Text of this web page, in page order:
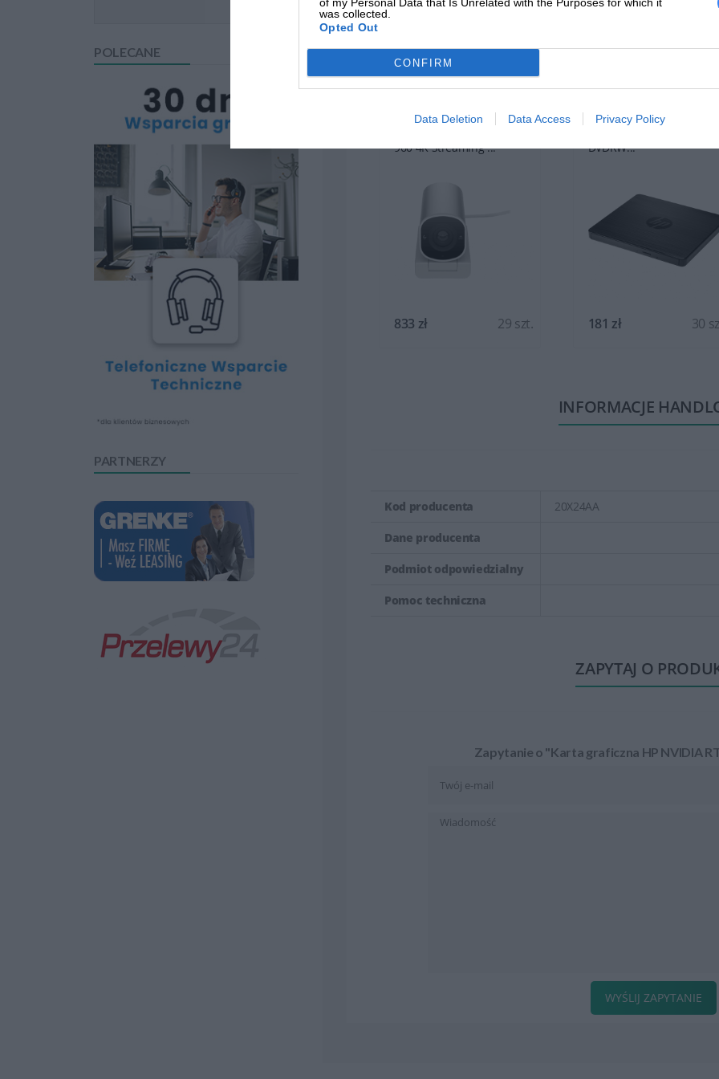
was collected.
Opted Out
CONFIRM
Data Deletion Data Access Privacy Policy
POLECANE
PARTNERZY
POLECANE
Kamerka Internetowa HP
960 4K Streaming ...
Napęd HP USB External
DVDRW...
181 zł
960 4K Streaming ...
833 zł 29 szt.
DVDRW...
181 zł 30
INFORMACJE
Kod producenta 20X24AA
Dane producenta
Podmiot odpowiedzialny
Pomoc techniczna
ZAPYTAJ O
Zapytanie o "Karta graficzna HP NVIDIA
WYŚLIJ ZAPYTANIE